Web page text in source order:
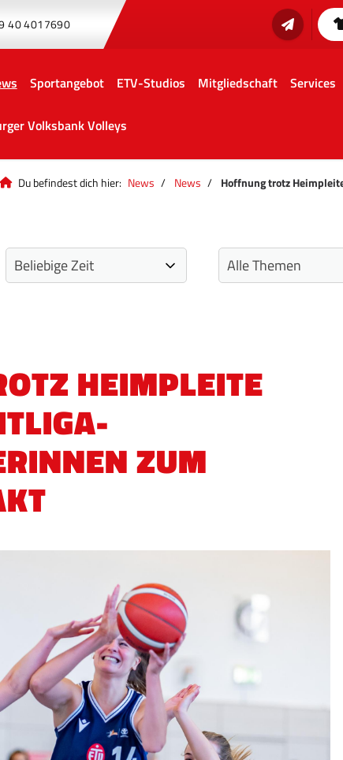
40 4017690
Sportangebot ETV-Studios Mitgliedschaft Services
Volksbank Volleys
Du befindest dich hier: News News Hoffnung trotz
HEIMPLEITE
ZUM
Mitglieder-Service